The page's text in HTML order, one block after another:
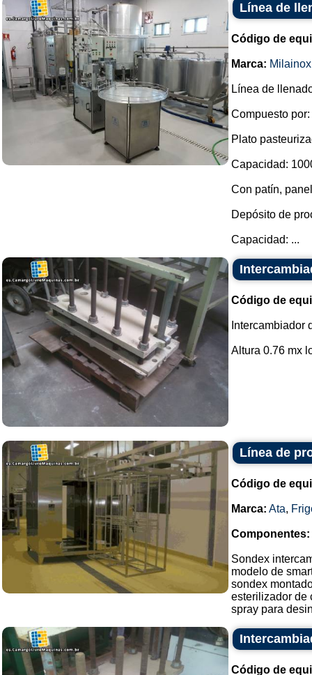
Línea de
Código de
Marca: Milainox
Línea de
Compuesto por:
Plato
Capacidad:
Con patín,
Depósito de
Capacidad: ...
Código de
Intercambiador
Altura 0.76 mx
Línea de
Código de
Marca: Ata,
Componentes:
Sondex
modelo de
sondex
esterilizador de
spray para
Código de